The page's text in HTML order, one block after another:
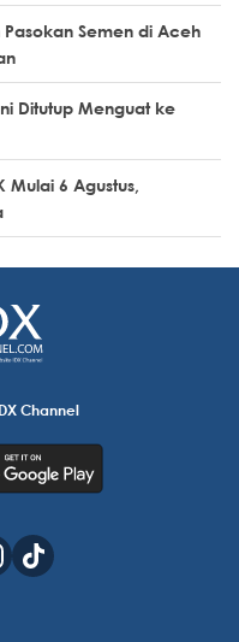
Semen di Aceh
Ditutup Menguat ke
Mulai 6 Agustus,
Channel